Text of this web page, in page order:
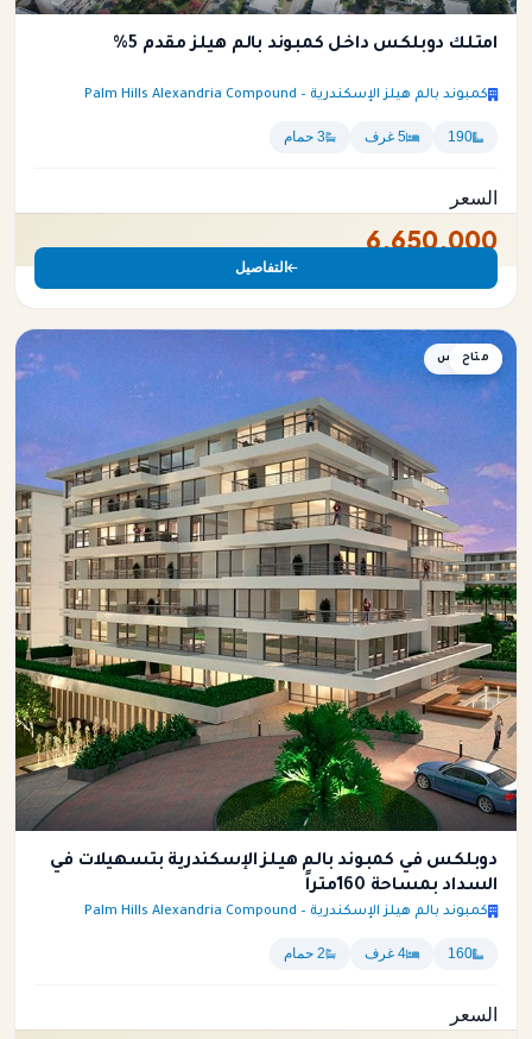
امتلك دوبلكس داخل كمبوند بالم هيلز مقدم 5%
كمبوند بالم هيلز الإسكندرية – Palm Hills Alexandria Compound
190 5 غرف 3 حمام
السعر
6,650,000
التفاصيل
دوبلكس
متاح
دوبلكس في كمبوند بالم هيلز الإسكندرية بتسهيلات في
السداد بمساحة 160متراً
كمبوند بالم هيلز الإسكندرية – Palm Hills Alexandria Compound
160 4 غرف 2 حمام
السعر